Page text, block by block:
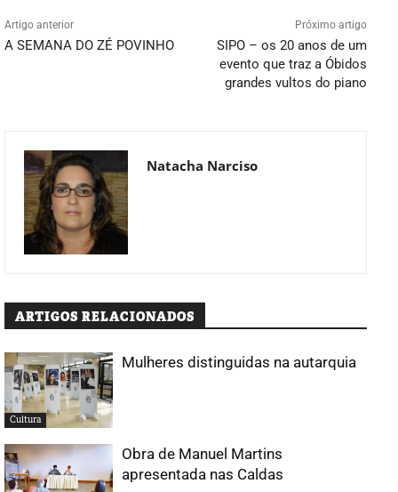
Artigo anterior
A SEMANA DO ZÉ POVINHO
Próximo artigo
SIPO – os 20 anos de um
evento que traz a Óbidos
grandes vultos do piano
Natacha Narciso
ARTIGOS RELACIONADOS
Cultura
Mulheres distinguidas na autarquia
Obra de Manuel Martins
apresentada nas Caldas